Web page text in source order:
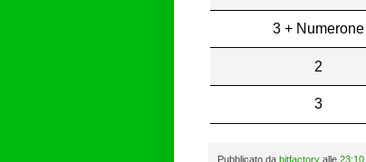
3 + Numerone
2
3
Pubblicato da bitfactory alle 23:10